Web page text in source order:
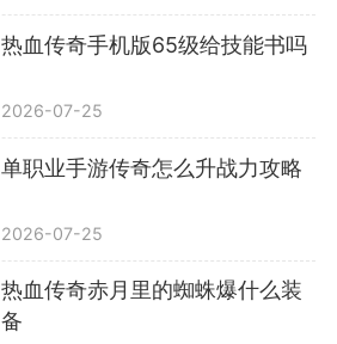
热血传奇手机版65级给技能书吗
2026-07-25
单职业手游传奇怎么升战力攻略
2026-07-25
热血传奇赤月里的蜘蛛爆什么装
备